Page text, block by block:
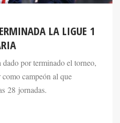
LA LIGUE 1
por terminado el torneo,
campeón al que
28 jornadas.